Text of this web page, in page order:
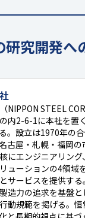
研究開発へ
NIPPON STEEL
内2-6-1に本社を置
。設立は1970年の
古屋・札幌・福岡の
にエンジニアリング
ューションの4領域
サービスを提供す
造力の追求を基盤
動規範を掲げる。